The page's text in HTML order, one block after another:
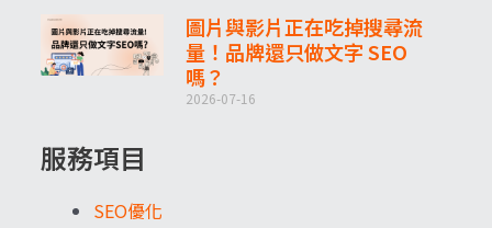
服務項目
SEO優化
圖片與影片正在吃掉搜尋流
量！品牌還只做文字 SEO
嗎？
2026-07-16